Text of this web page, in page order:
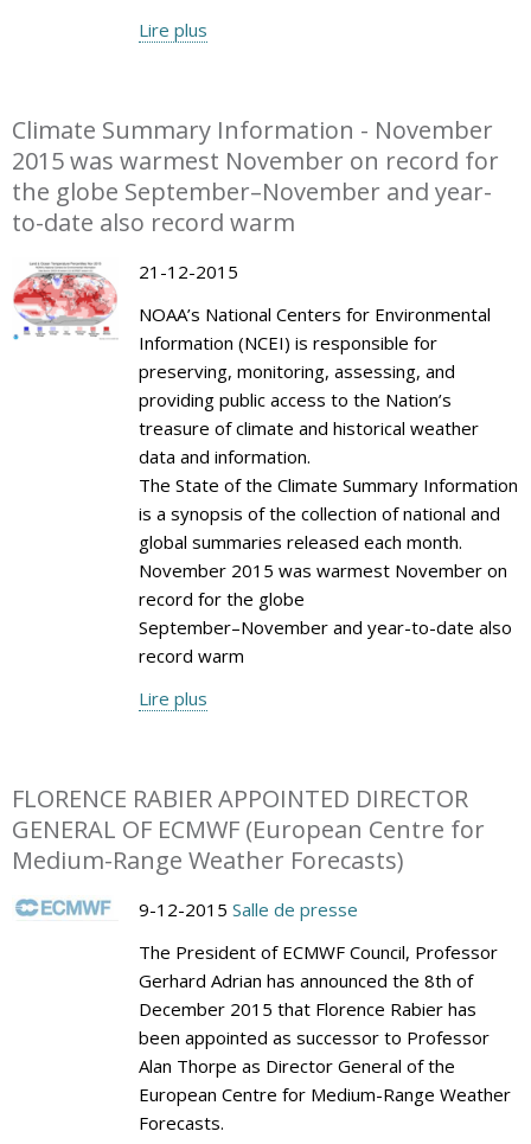
Lire plus
Climate Summary Information - November
2015 was warmest November on record for
the globe September–November and year-
to-date also record warm
21-12-2015
NOAA’s National Centers for Environmental
Information (NCEI) is responsible for
preserving, monitoring, assessing, and
providing public access to the Nation’s
treasure of climate and historical weather
data and information.
The State of the Climate Summary Information
is a synopsis of the collection of national and
global summaries released each month.
November 2015 was warmest November on
record for the globe
September–November and year-to-date also
record warm
Lire plus
FLORENCE RABIER APPOINTED DIRECTOR
GENERAL OF ECMWF (European Centre for
Medium-Range Weather Forecasts)
9-12-2015 Salle de presse
The President of ECMWF Council, Professor
Gerhard Adrian has announced the 8th of
December 2015 that Florence Rabier has
been appointed as successor to Professor
Alan Thorpe as Director General of the
European Centre for Medium-Range Weather
Forecasts.